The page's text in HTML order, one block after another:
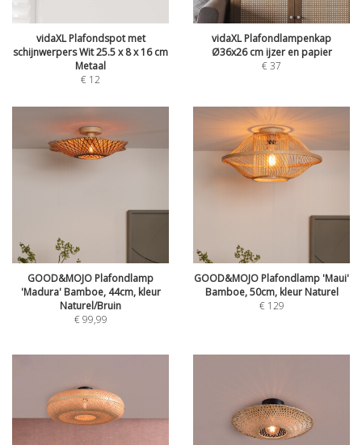
vidaXL Plafondspot met
schijnwerpers Wit 25.5 x 8 x 16 cm
Metaal
€ 12
vidaXL Plafondlampenkap
Ø36x26 cm ijzer en papier
€37
GOOD&MOJO Plafondlamp
'Madura' Bamboe, 44cm, kleur
Naturel/Bruin
€99,99
GOOD&MOJO Plafondlamp 'Maui'
Bamboe, 50cm, kleur Naturel
€ 129